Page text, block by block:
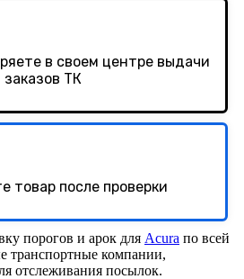
в своем центре выдачи
заказов ТК
товар после проверки
порогов и арок для Acura по всей
транспортные компании,
отслеживания посылок.